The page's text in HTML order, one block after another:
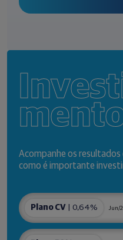
Acompanhe os
como é importante
Plano CV | 0,64% Jun/